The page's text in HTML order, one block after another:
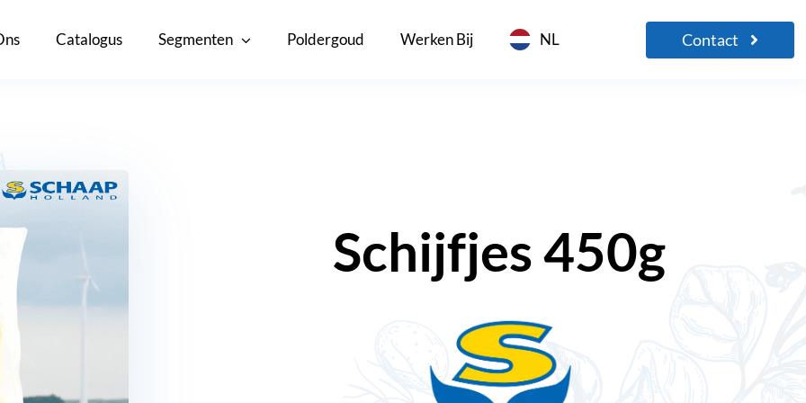
Catalogus Segmenten Poldergoud Werken Bij NL Contact
Schijfjes 450g